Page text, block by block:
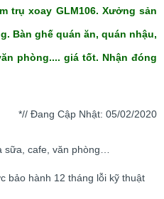
trụ xoay GLM106. Xưởng sản
Bàn ghế quán ăn, quán nhậu,
phòng.... giá tốt. Nhận đóng
*// Đang Cập Nhật: 05/02/2020
sữa, cafe, văn phòng…
bảo hành 12 tháng lỗi kỹ thuật